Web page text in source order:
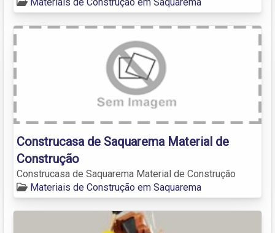
Construcasa de Saquarema Material de
Construção
Construcasa de Saquarema Material de Construção
Materiais de Construção em Saquarema